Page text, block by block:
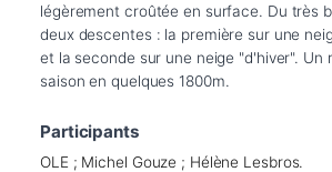
légèrement croûtée en surface. Du très
deux descentes : la première sur une
et la seconde sur une neige "d'hiver". Un
saison en quelques 1800m.
Participants
OLE ; Michel Gouze ; Hélène Lesbros.